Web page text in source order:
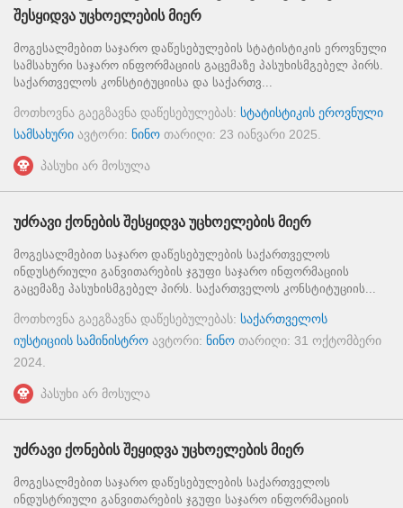
შესყიდვა უცხოელების მიერ
მოგესალმებით საჯარო დაწესებულების სტატისტიკის ეროვნული
სამსახური საჯარო ინფორმაციის გაცემაზე პასუხისმგებელ პირს.
საქართველოს კონსტიტუციისა და საქართვ...
მოთხოვნა გაეგზავნა დაწესებულებას: სტატისტიკის ეროვნული
სამსახური ავტორი: ნინო თარიღი: 23 იანვარი 2025
პასუხი არ მოსულა
უძრავი ქონების შესყიდვა უცხოელების მიერ
მოგესალმებით საჯარო დაწესებულების საქართველოს
ინდუსტრიული განვითარების ჯგუფი საჯარო ინფორმაციის
გაცემაზე პასუხისმგებელ პირს. საქართველოს კონსტიტუციის...
მოთხოვნა გაეგზავნა დაწესებულებას: საქართველოს
იუსტიციის სამინისტრო ავტორი: ნინო თარიღი: 31 ოქტომბერი
2024
პასუხი არ მოსულა
უძრავი ქონების შეყიდვა უცხოელების მიერ
მოგესალმებით საჯარო დაწესებულების საქართველოს
ინდუსტრიული განვითარების ჯგუფი საჯარო ინფორმაციის